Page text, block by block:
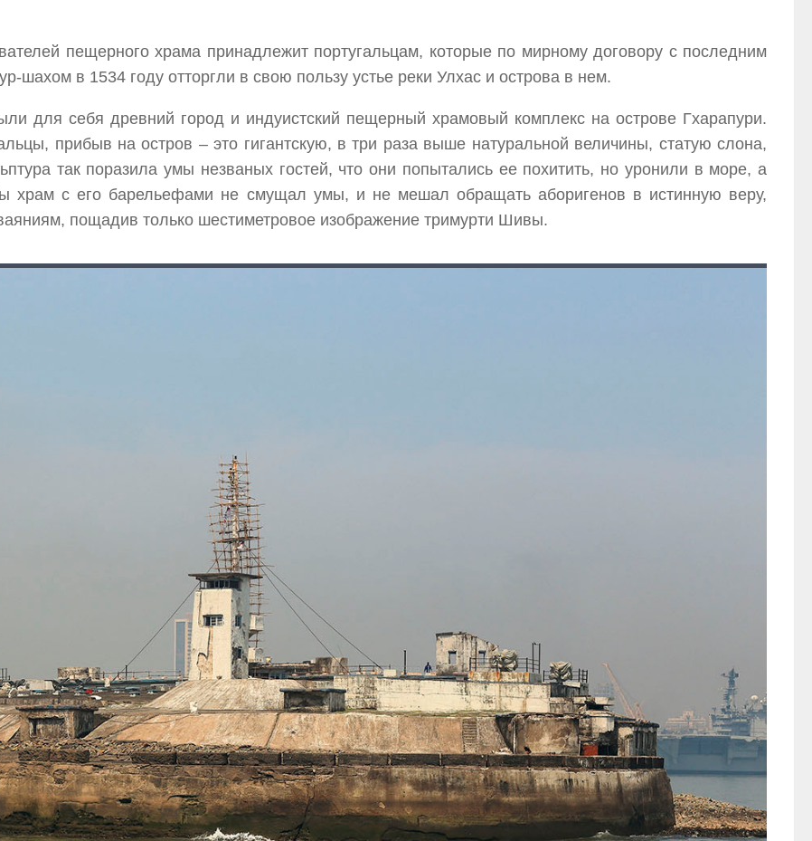
пещерного храма принадлежит португальцам, которые по мирному договору с последним
шахом в 1534 году отторгли в свою пользу устье реки Улхас и острова в нем.
для себя древний город и индуистский пещерный храмовый комплекс на острове Гхарапури.
прибыв на остров – это гигантскую, в три раза выше натуральной величины, статую слона,
так поразила умы незваных гостей, что они попытались ее похитить, но уронили в море, а
храм с его барельефами не смущал умы, и не мешал обращать аборигенов в истинную веру,
пощадив только шестиметровое изображение тримурти Шивы.